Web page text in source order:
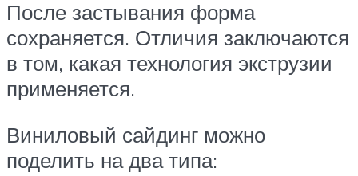
После застывания форма
сохраняется. Отличия заключаются
в том, какая технология экструзии
применяется.
Виниловый сайдинг можно
поделить на два типа: